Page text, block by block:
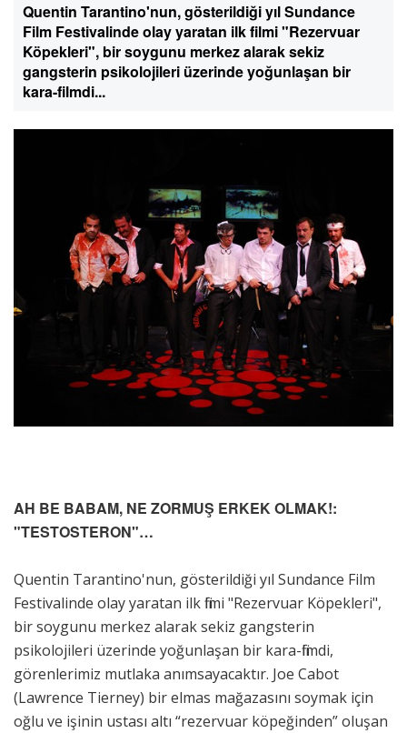
Quentin Tarantino'nun, gösterildiği yıl Sundance
Film Festivalinde olay yaratan ilk filmi "Rezervuar
Köpekleri", bir soygunu merkez alarak sekiz
gangsterin psikolojileri üzerinde yoğunlaşan bir
kara-filmdi...
AH BE BABAM, NE ZORMUŞ ERKEK OLMAK!:
"TESTOSTERON"…
Quentin Tarantino'nun, gösterildiği yıl Sundance Film
Festivalinde olay yaratan ilk filmi "Rezervuar Köpekleri",
bir soygunu merkez alarak sekiz gangsterin
psikolojileri üzerinde yoğunlaşan bir kara-filmdi,
görenlerimiz mutlaka anımsayacaktır. Joe Cabot
(Lawrence Tierney) bir elmas mağazasını soymak için
oğlu ve işinin ustası altı “rezervuar köpeğinden” oluşan